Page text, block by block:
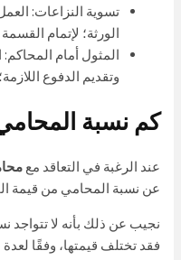
تسوية النزاعات:
الورثة؛ لإتمام
المثول أمام المحاكم:
وتقديم الدفوع
كم نسبة
عند الرغبة في التعاقد مع
عن نسبة المحامي من قيمة
نجيب عن ذلك بأنه لا تتواجد
فقد تختلف قيمتها، وفقًا